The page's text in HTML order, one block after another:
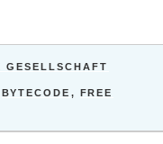
GESELLSCHAFT
BYTECODE , FREE